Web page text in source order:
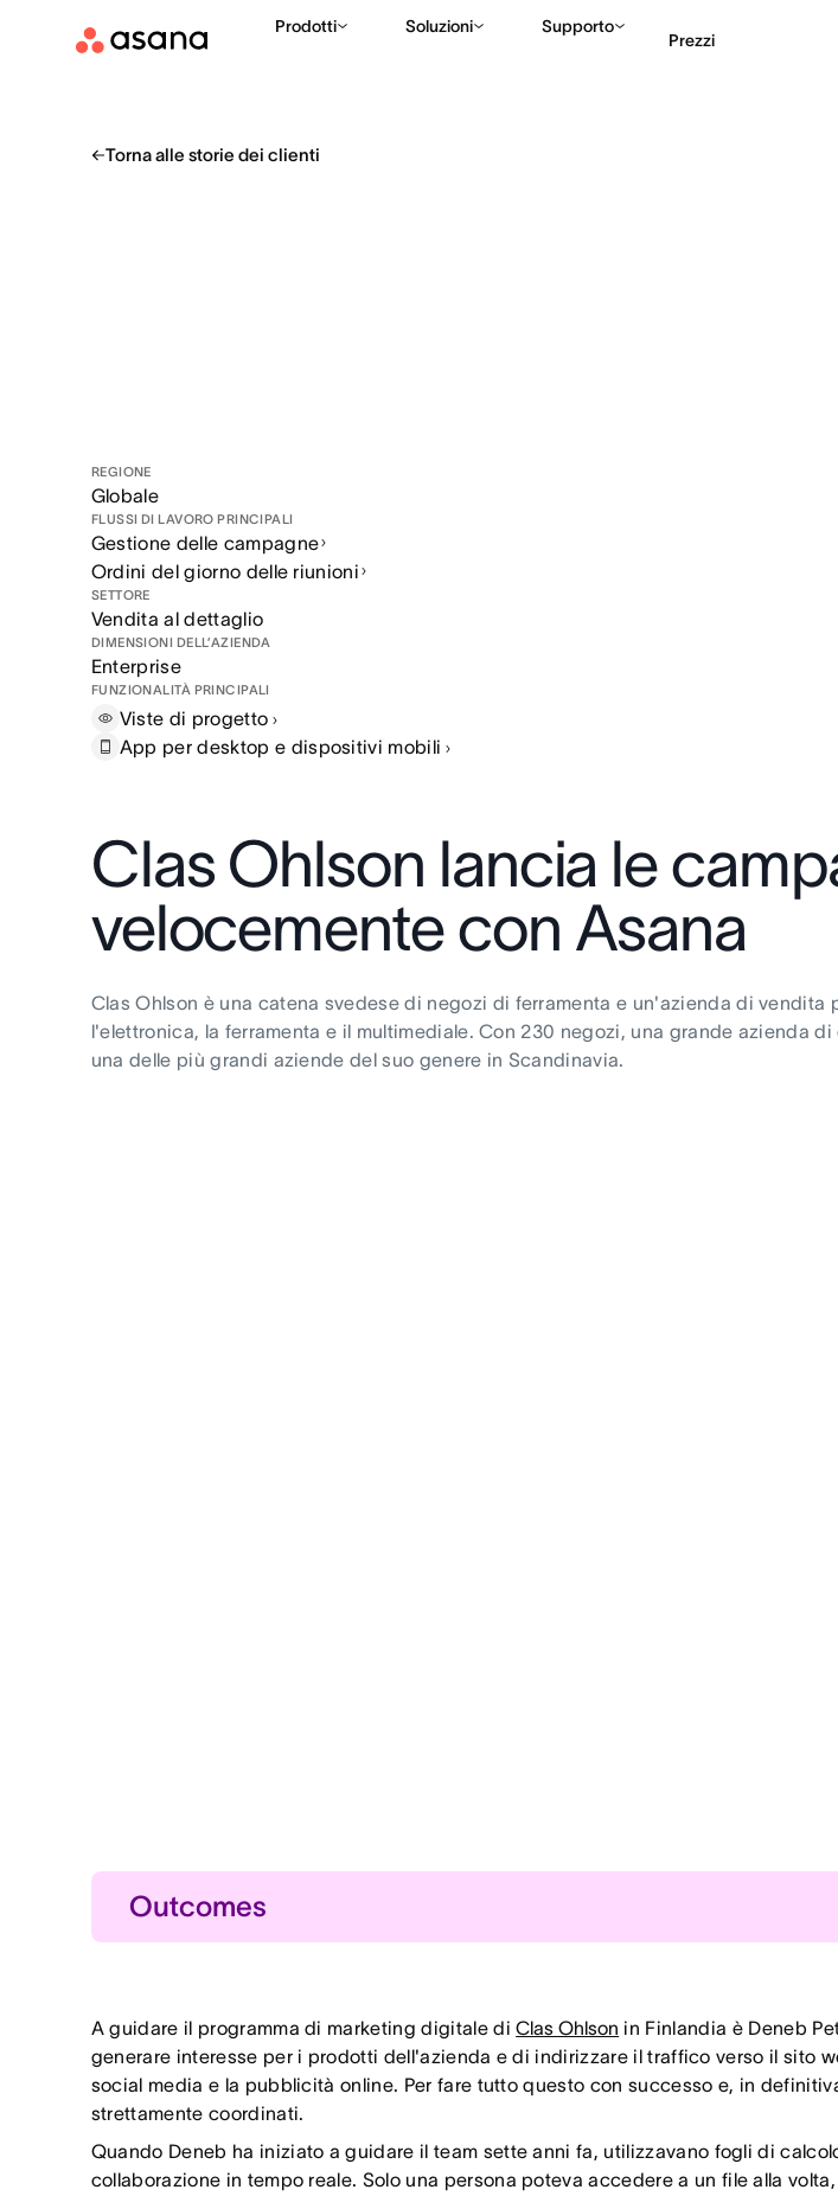
Prodotti Soluzioni Supporto
Prezzi
Torna alle storie dei clienti
REGIONE
Globale
FLUSSI DI LAVORO PRINCIPALI
Gestione delle campagne
Ordini del giorno delle riunioni
SETTORE
Vendita al dettaglio
DIMENSIONI DELL’AZIENDA
Enterprise
FUNZIONALITÀ PRINCIPALI
Viste di progetto
App per desktop e dispositivi mobili
Clas Ohlson lancia le
velocemente con Asana
Clas Ohlson è una catena svedese di negozi di ferramenta e un'azienda di
l'elettronica, la ferramenta e il multimediale. Con 230 negozi, una grande azienda
una delle più grandi aziende del suo genere in Scandinavia.
Outcomes
Migliore collaborazione all'interno del team, poiché tutti
Maggiore concentrazione
Maggiore attenzione al lavoro di maggiore impatto, perché
A guidare il programma di marketing digitale diClas Ohlson in Finlandia è Deneb
generare interesse per i prodotti dell'azienda e di indirizzare il traffico verso il
social media e la pubblicità online. Per fare tutto questo con successo e, in
strettamente coordinati.
Quando Deneb ha iniziato a guidare il team sette anni fa, utilizzavano fogli di
collaborazione in tempo reale. Solo una persona poteva accedere a un file alla